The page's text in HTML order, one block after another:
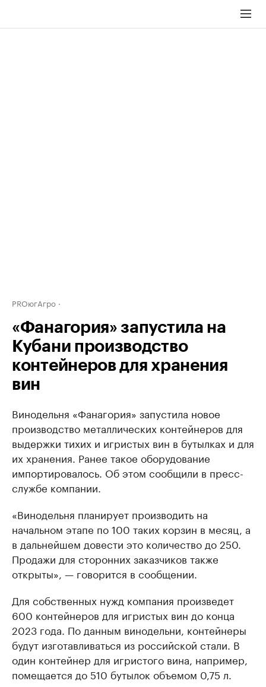
PROюгАгро
«Фанагория» запустила на
Кубани производство
контейнеров для хранения
вин
Винодельня «Фанагория» запустила новое
производство металлических контейнеров для
выдержки тихих и игристых вин в бутылках и для
их хранения. Ранее такое оборудование
импортировалось. Об этом сообщили в пресс-
службе компании.
«Винодельня планирует производить на
начальном этапе по 100 таких корзин в месяц, а
в дальнейшем довести это количество до 250.
Продажи для сторонних заказчиков также
открыты», — говорится в сообщении.
Для собственных нужд компания произведет
600 контейнеров для игристых вин до конца
2023 года. По данным винодельни, контейнеры
будут изготавливаться из российской стали. В
один контейнер для игристого вина, например,
помещается до 510 бутылок объемом 0,75 л.